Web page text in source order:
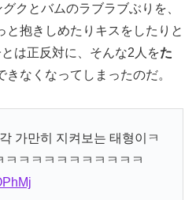
クとバムのラブラブぶりを、
と抱きしめたりキスをしたりと
は正反対に、そんな2人をた
きなくなってしまったのだ。
가만히 지켜보는 태형이ㅋ
ㅋㅋㅋㅋㅋㅋㅋㅋㅋㅋㅋ